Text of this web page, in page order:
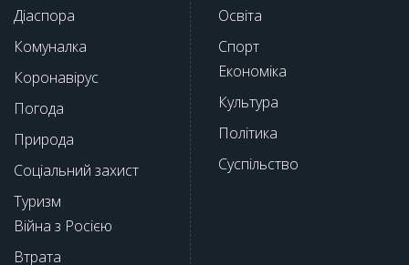
Діаспора
Комуналка
Коронавірус
Погода
Природа
Соціальний захист
Туризм
Війна з Росією
Втрата
Освіта
Спорт
Економіка
Культура
Політика
Суспільство